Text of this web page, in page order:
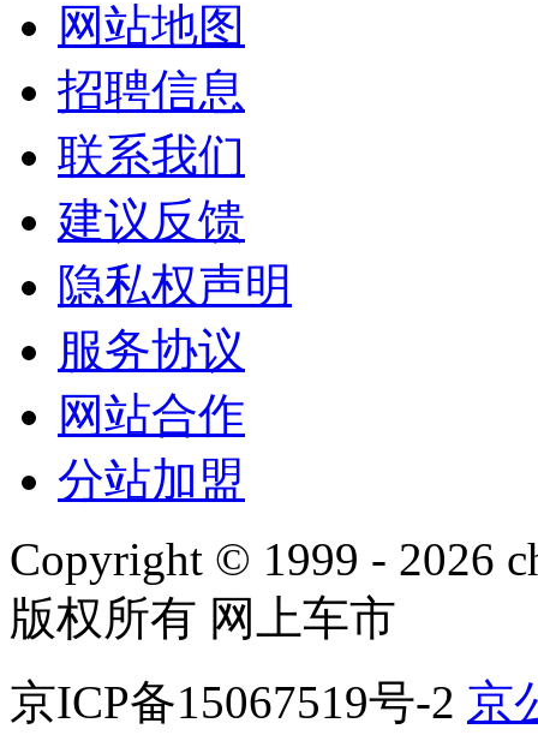
网站地图
招聘信息
联系我们
建议反馈
隐私权声明
服务协议
网站合作
分站加盟
Copyright © 1999 - 2026
版权所有 网上车市
京ICP备15067519号-2 京